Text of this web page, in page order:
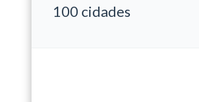
100 cidades